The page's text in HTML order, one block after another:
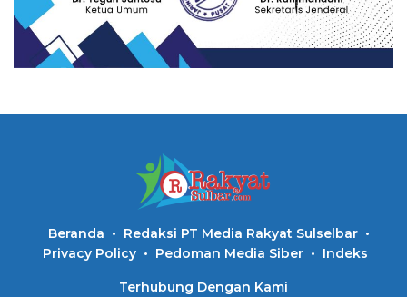
Beranda
Redaksi PT Media Rakyat Sulselbar
Privacy Policy
Pedoman Media Siber Indeks
Terhubung Dengan Kami